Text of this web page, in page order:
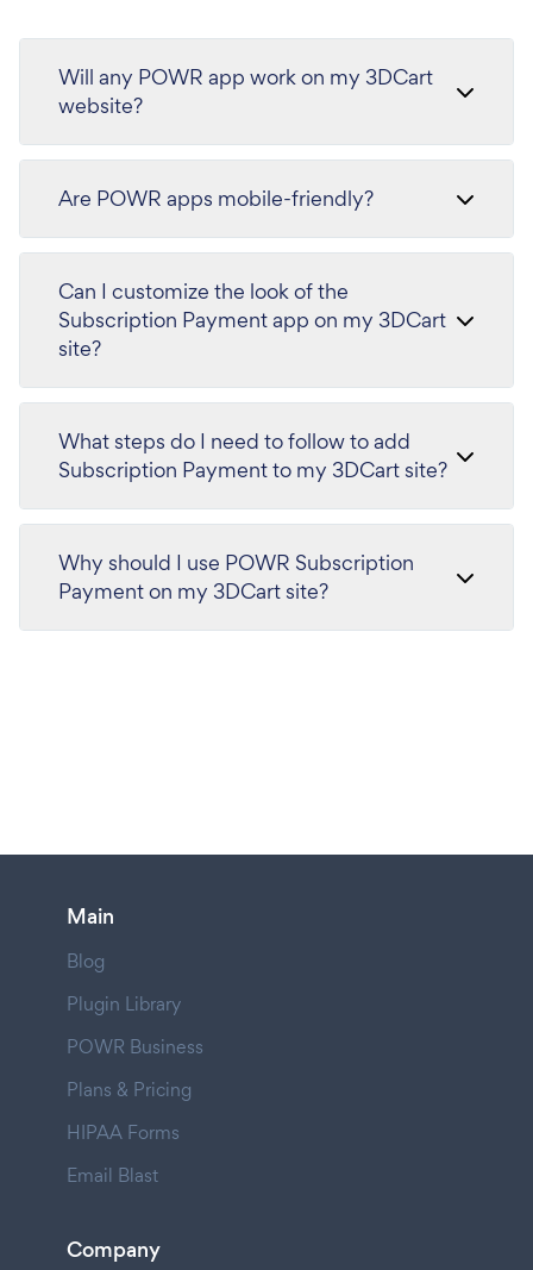
Will any POWR app work on my 3DCart
website?
Are POWR apps mobile-friendly?
Can I customize the look of the
Subscription Payment app on my 3DCart
site?
What steps do I need to follow to add
Subscription Payment to my 3DCart site?
Why should I use POWR Subscription
Payment on my 3DCart site?
Main
Blog
Plugin Library
POWR Business
Plans & Pricing
HIPAA Forms
Email Blast
Company